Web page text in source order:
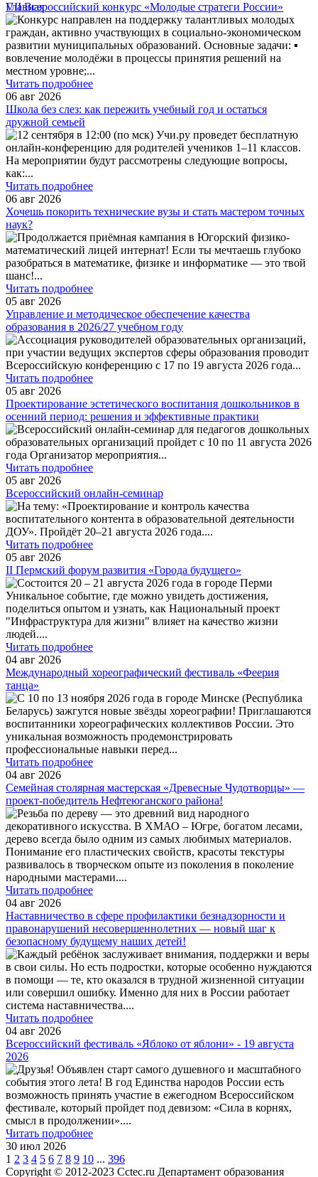
Главная
VII Всероссийский конкурс «Молодые стратеги России»
Конкурс направлен на поддержку талантливых молодых
граждан, активно участвующих в социально-экономическом
развитии муниципальных образований. Основные задачи: ▪️
вовлечение молодёжи в процессы принятия решений на
местном уровне;...
Читать подробнее
06 авг 2026
Школа без слез: как пережить учебный год и остаться
дружной семьей
12 сентября в 12:00 (по мск) Учи.ру проведет бесплатную
онлайн-конференцию для родителей учеников 1–11 классов.
На мероприятии будут рассмотрены следующие вопросы,
как:...
Читать подробнее
06 авг 2026
Хочешь покорить технические вузы и стать мастером точных
наук?
Продолжается приёмная кампания в Югорский физико-
математический лицей интернат! Если ты мечтаешь глубоко
разобраться в математике, физике и информатике — это твой
шанс!...
Читать подробнее
05 авг 2026
Управление и методическое обеспечение качества
образования в 2026/27 учебном году
Ассоциация руководителей образовательных организаций,
при участии ведущих экспертов сферы образования проводит
Всероссийскую конференцию с 17 по 19 августа 2026 года...
Читать подробнее
05 авг 2026
Проектирование эстетического воспитания дошкольников в
осенний период: решения и эффективные практики
Всероссийский онлайн-семинар для педагогов дошкольных
образовательных организаций пройдет с 10 по 11 августа 2026
года Организатор мероприятия...
Читать подробнее
05 авг 2026
Всероссийский онлайн-семинар
На тему: «Проектирование и контроль качества
воспитательного контента в образовательной деятельности
ДОУ». Пройдёт 20–21 августа 2026 года....
Читать подробнее
05 авг 2026
II Пермский форум развития «Города будущего»
Состоится 20 – 21 августа 2026 года в городе Перми
Уникальное событие, где можно увидеть достижения,
поделиться опытом и узнать, как Национальный проект
"Инфраструктура для жизни" влияет на качество жизни
людей....
Читать подробнее
04 авг 2026
Международный хореографический фестиваль «Феерия
танца»
С 10 по 13 ноября 2026 года в городе Минске (Республика
Беларусь) зажгутся новые звёзды хореографии! Приглашаются
воспитанники хореографических коллективов России. Это
уникальная возможность продемонстрировать
профессиональные навыки перед...
Читать подробнее
04 авг 2026
Семейная столярная мастерская «Древесные Чудотворцы» —
проект-победитель Нефтеюганского района!
Резьба по дереву — это древний вид народного
декоративного искусства. В ХМАО – Югре, богатом лесами,
дерево всегда было одним из самых любимых материалов.
Понимание его пластических свойств, красоты текстуры
развивалось в творческом опыте из поколения в поколение
народными мастерами....
Читать подробнее
04 авг 2026
Наставничество в сфере профилактики безнадзорности и
правонарушений несовершеннолетних — новый шаг к
безопасному будущему наших детей!
Каждый ребёнок заслуживает внимания, поддержки и веры
в свои силы. Но есть подростки, которые особенно нуждаются
в помощи — те, кто оказался в трудной жизненной ситуации
или совершил ошибку. Именно для них в России работает
система наставничества....
Читать подробнее
04 авг 2026
Всероссийский фестиваль «Яблоко от яблони» - 19 августа
2026
Друзья! Объявлен старт самого душевного и масштабного
события этого лета! В год Единства народов России есть
возможность принять участие в ежегодном Всероссийском
фестивале, который пройдет под девизом: «Сила в корнях,
смысл в продолжении»....
Читать подробнее
30 июл 2026
1 2 3 4 5 6 7 8 9 10 ... 396
Copyright © 2012-2023 Cctec.ru Департамент образования